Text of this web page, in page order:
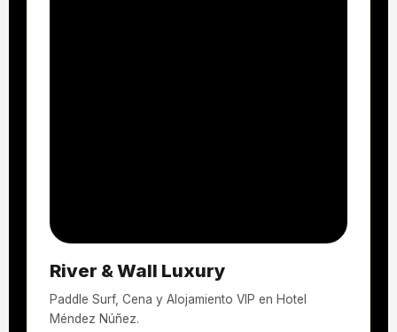
River & Wall Luxury
Paddle Surf, Cena y Alojamiento VIP en Hotel
Méndez Núñez.